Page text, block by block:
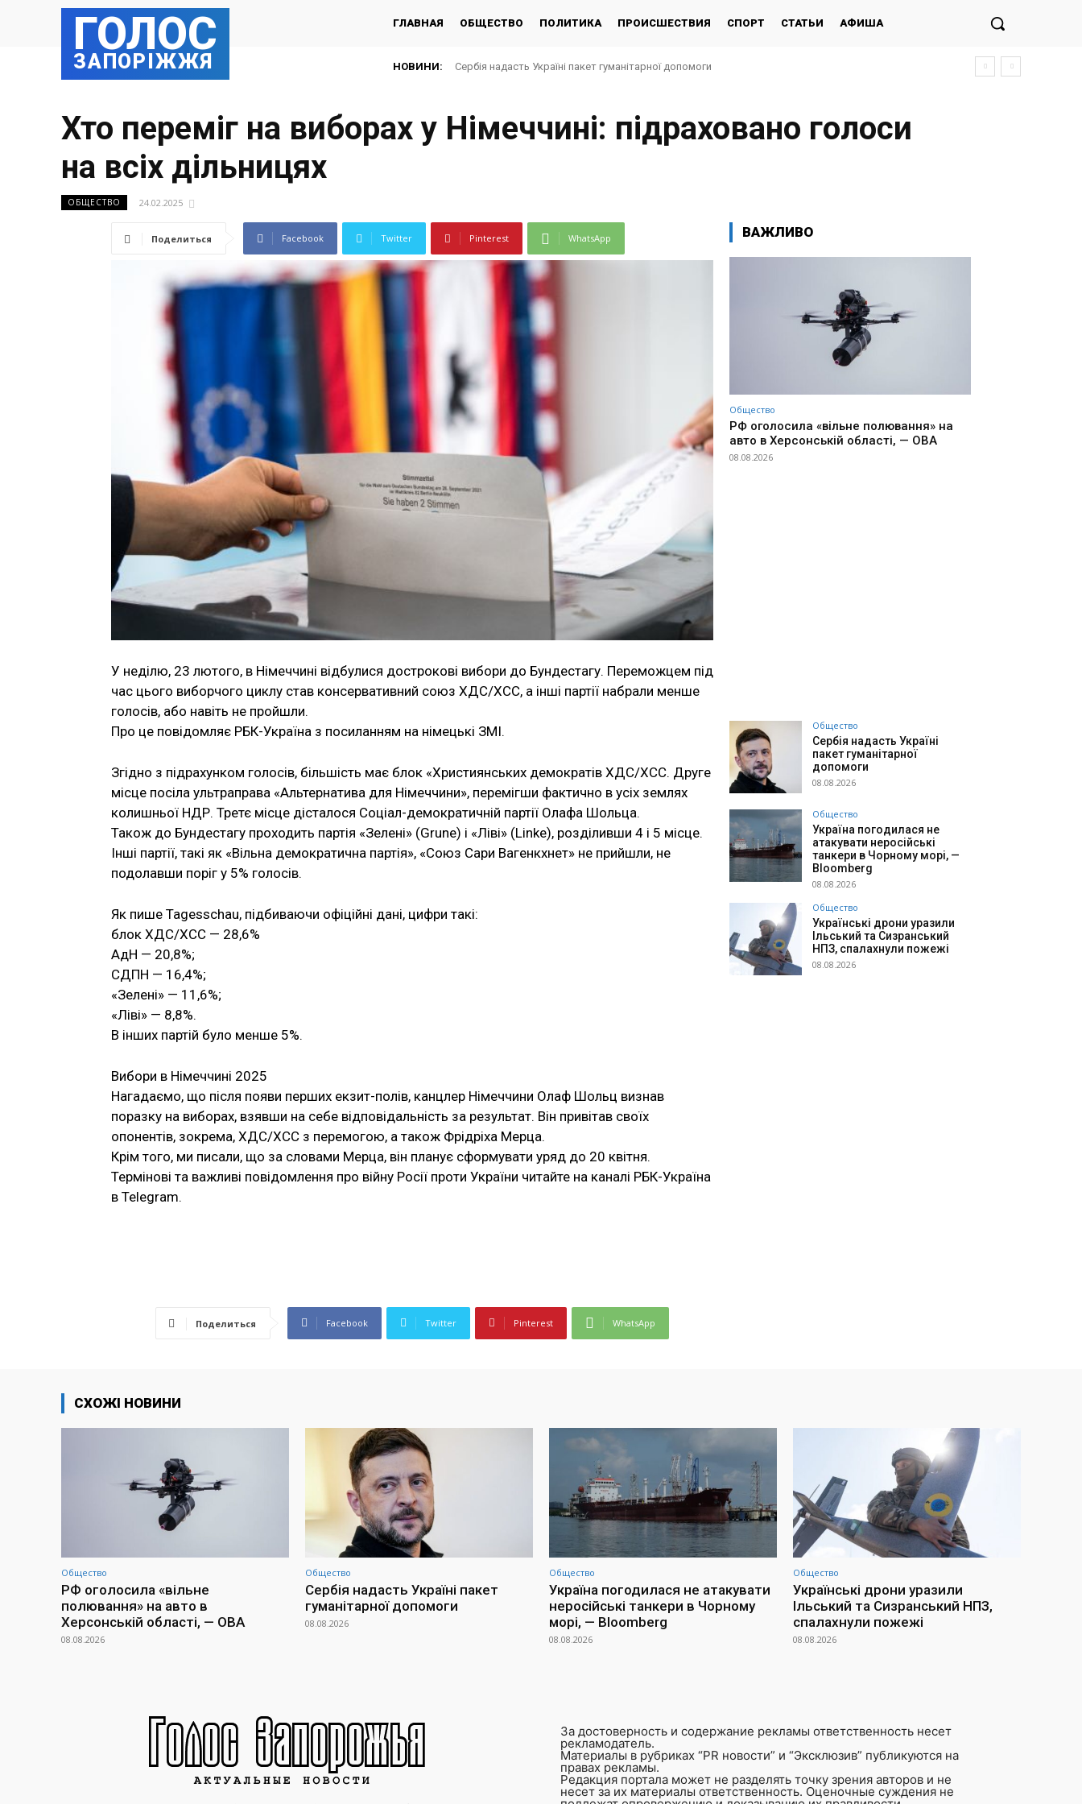
ГОЛОС
ЗАПОРІЖЖЯ
ГЛАВНАЯ ОБЩЕСТВО ПОЛИТИКА ПРОИСШЕСТВИЯ СПОРТ СТАТЬИ АФИША
НОВИНИ: Сербія надасть Україні пакет гуманітарної допомоги
Хто переміг на виборах у Німеччині: підраховано голоси
на всіх дільницях
ОБЩЕСТВО 24.02.2025
Поделиться Facebook Twitter Pinterest WhatsApp
У неділю, 23 лютого, в Німеччині відбулися дострокові вибори до Бундестагу. Переможцем під
час цього виборчого циклу став консервативний союз ХДС/ХСС, а інші партії набрали менше
голосів, або навіть не пройшли.
Про це повідомляє РБК-Україна з посиланням на німецькі ЗМІ.
Згідно з підрахунком голосів, більшість має блок «Християнських демократів ХДС/ХСС. Друге
місце посіла ультраправа «Альтернатива для Німеччини», перемігши фактично в усіх землях
колишньої НДР. Третє місце дісталося Соціал-демократичній партії Олафа Шольца.
Також до Бундестагу проходить партія «Зелені» (Grune) і «Ліві» (Linke), розділивши 4 і 5 місце.
Інші партії, такі як «Вільна демократична партія», «Союз Сари Вагенкхнет» не прийшли, не
подолавши поріг у 5% голосів.
Як пише Tagesschau, підбиваючи офіційні дані, цифри такі:
блок ХДС/ХСС — 28,6%
АдН — 20,8%;
СДПН — 16,4%;
«Зелені» — 11,6%;
«Ліві» — 8,8%.
В інших партій було менше 5%.
Вибори в Німеччині 2025
Нагадаємо, що після появи перших екзит-полів, канцлер Німеччини Олаф Шольц визнав
поразку на виборах, взявши на себе відповідальність за результат. Він привітав своїх
опонентів, зокрема, ХДС/ХСС з перемогою, а також Фрідріха Мерца.
Крім того, ми писали, що за словами Мерца, він планує сформувати уряд до 20 квітня.
Термінові та важливі повідомлення про війну Росії проти України читайте на каналі РБК-Україна
в Telegram.
Поделиться Facebook Twitter Pinterest WhatsApp
ВАЖЛИВО
Общество
РФ оголосила «вільне полювання» на
авто в Херсонській області, — ОВА
08.08.2026
Общество
Сербія надасть Україні
пакет гуманітарної
допомоги
08.08.2026
Общество
Україна погодилася не
атакувати неросійські
танкери в Чорному морі, —
Bloomberg
08.08.2026
Общество
Українські дрони уразили
Ільський та Сизранський
НПЗ, спалахнули пожежі
08.08.2026
СХОЖІ НОВИНИ
Общество
РФ оголосила «вільне
полювання» на авто в
Херсонській області, — ОВА
08.08.2026
Общество
Сербія надасть Україні пакет
гуманітарної допомоги
08.08.2026
Общество
Україна погодилася не атакувати
неросійські танкери в Чорному
морі, — Bloomberg
08.08.2026
Общество
Українські дрони уразили
Ільський та Сизранський НПЗ,
спалахнули пожежі
08.08.2026
За достоверность и содержание рекламы ответственность несет
рекламодатель.
Материалы в рубриках “PR новости” и “Эксклюзив” публикуются на
правах рекламы.
Редакция портала может не разделять точку зрения авторов и не
несет за их материалы ответственность. Оценочные суждения не